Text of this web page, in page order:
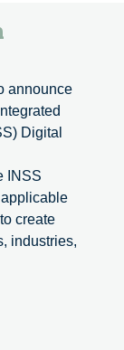
announce
Digital
INSS
create
industries,